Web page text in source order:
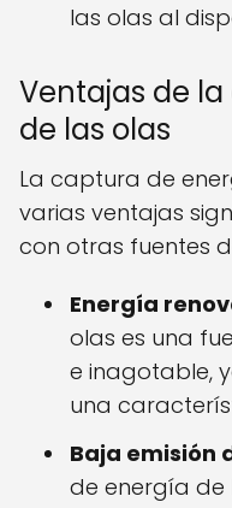
las olas al
Ventajas de
de las olas
La captura de
varias ventajas
con otras fuentes
Energía
olas es una
e inagotable,
una
Baja emisión
de energía de